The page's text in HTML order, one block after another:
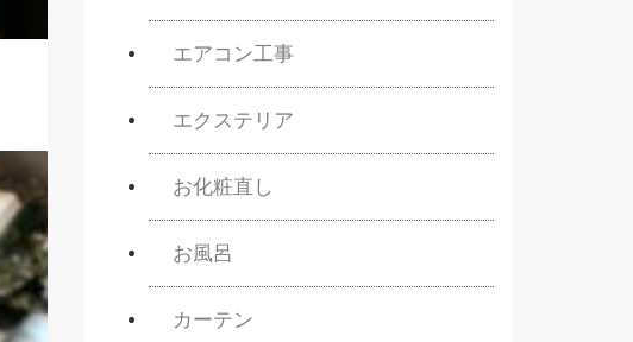
エアコン工事
エクステリア
お化粧直し
お風呂
カーテン